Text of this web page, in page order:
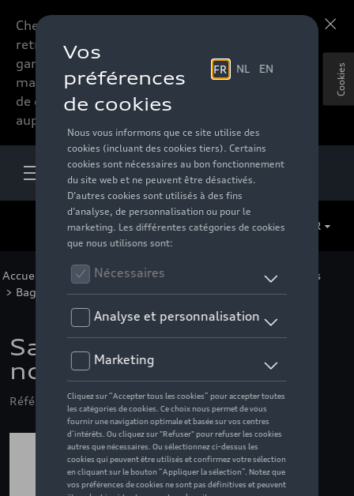
Chers accessoires-lovers,
retrouvez dorénavant toute la
gamme d’accessoires de votre
marque préférée sous forme
de catalogue à commander
auprès de votre distributeur.
FR
Accueil Pour vous >Business Collection
Accessoires
> Bagage > Détail
Sac à dos en cuir Audi,
noir
Référence: ZZQ3152400900
Cookies